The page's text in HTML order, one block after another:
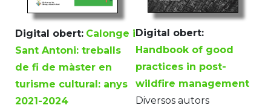
Digital obert: Calonge i
Sant Antoni: treballs
de fi de màster en
turisme cultural: anys
2021-2024
Digital obert:
Handbook of good
practices in post-
wildfire management
Diversos autors